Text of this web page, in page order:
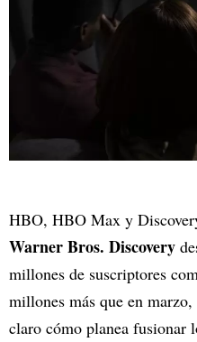
HBO, HBO Max y
Warner Bros. Discovery
millones de suscriptores
millones más que en
claro cómo planea fusionar